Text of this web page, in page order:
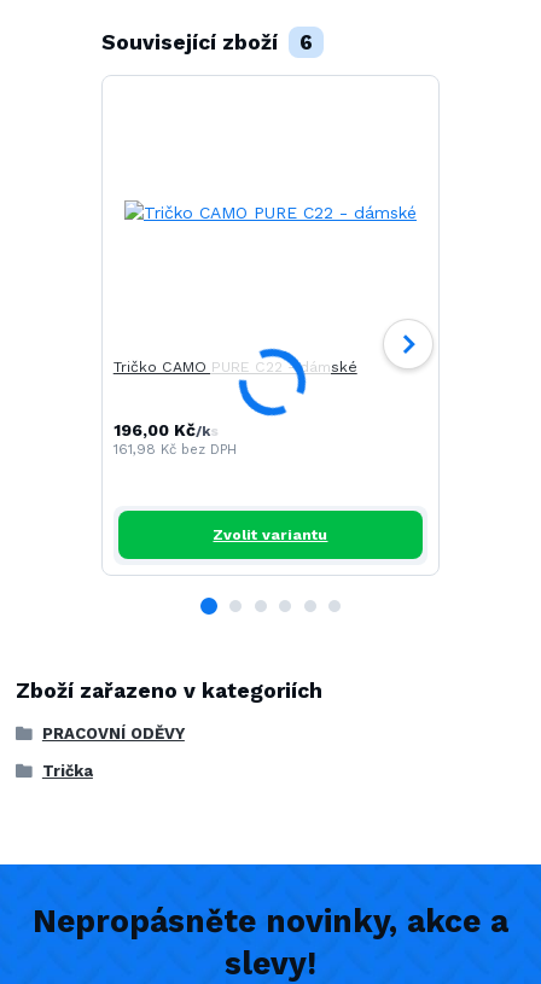
Související zboží 6
Tričko CAMO PURE C22 - dámské
196,00 Kč/ks
161,98 Kč bez DPH
Zvolit variantu
Zboží zařazeno v kategoriích
PRACOVNÍ ODĚVY
Trička
Nepropásněte novinky, akce a
slevy!